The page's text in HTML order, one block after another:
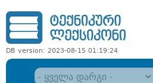
DB version: 2023-08-15 01:19:24